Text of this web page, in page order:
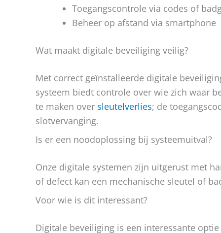
Toegangscontrole via codes of
Beheer op afstand via smartphone
Wat maakt digitale beveiliging veilig?
Met correct geïnstalleerde digitale
systeem biedt controle over wie zich waar
te maken over sleutelverlies; de
slotvervanging.
Is er een noodoplossing bij systeemuitval?
Onze digitale systemen zijn uitgerust met
of defect kan een mechanische sleutel of
Voor wie is dit interessant?
Digitale beveiliging is een interessante